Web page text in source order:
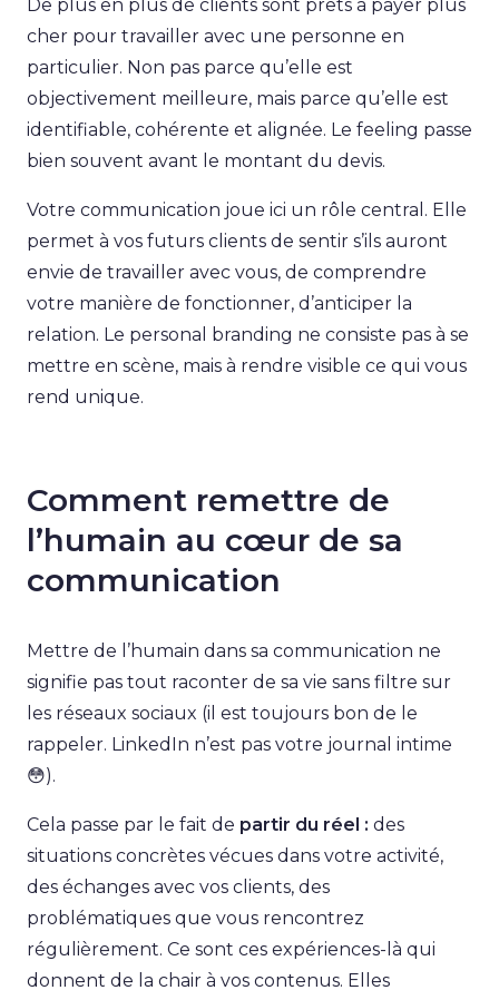
De plus en plus de clients sont prêts à payer plus
cher pour travailler avec une personne en
particulier. Non pas parce qu’elle est
objectivement meilleure, mais parce qu’elle est
identifiable, cohérente et alignée. Le feeling passe
bien souvent avant le montant du devis.
Votre communication joue ici un rôle central. Elle
permet à vos futurs clients de sentir s’ils auront
envie de travailler avec vous, de comprendre
votre manière de fonctionner, d’anticiper la
relation. Le personal branding ne consiste pas à se
mettre en scène, mais à rendre visible ce qui vous
rend unique.
Comment remettre de
l’humain au cœur de sa
communication
Mettre de l’humain dans sa communication ne
signifie pas tout raconter de sa vie sans filtre sur
les réseaux sociaux (il est toujours bon de le
rappeler. LinkedIn n’est pas votre journal intime
😳).
Cela passe par le fait de partir du réel : des
situations concrètes vécues dans votre activité,
des échanges avec vos clients, des
problématiques que vous rencontrez
régulièrement. Ce sont ces expériences-là qui
donnent de la chair à vos contenus. Elles